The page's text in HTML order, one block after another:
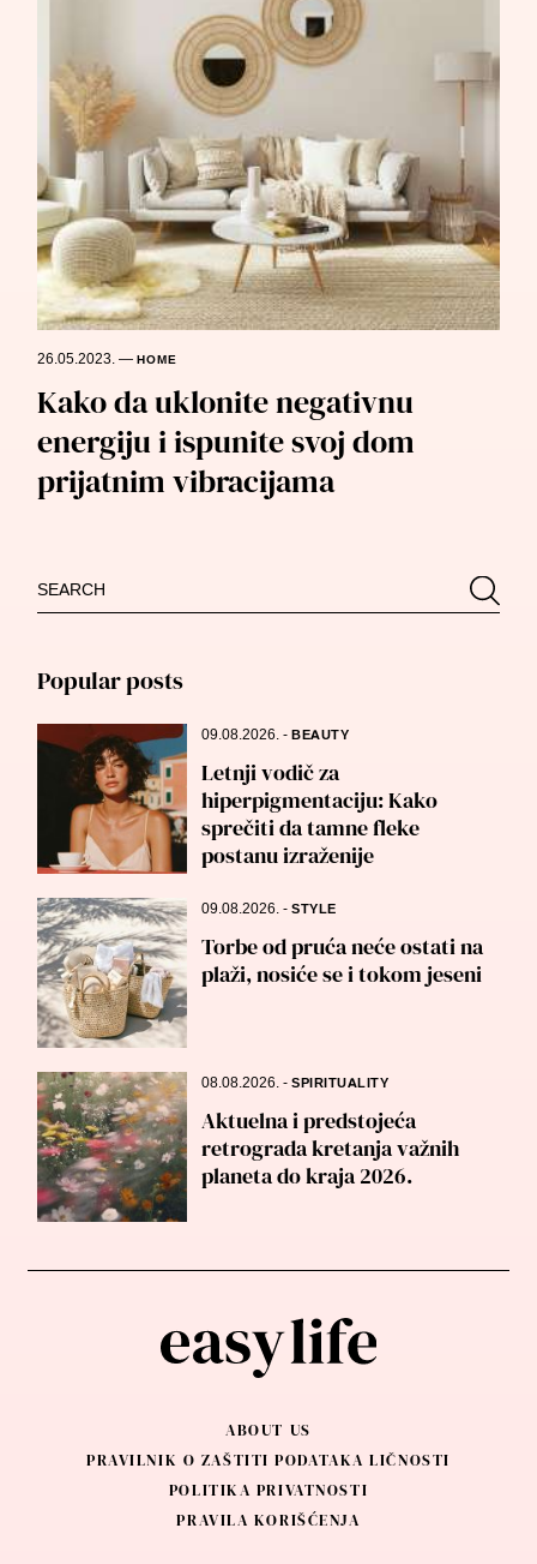
26.05.2023.—HOME
Kako da uklonite negativnu
energiju i ispunite svoj dom
prijatnim vibracijama
Search
for:
Popular posts
09.08.2026.-BEAUTY
Letnji vodič za
hiperpigmentaciju: Kako
sprečiti da tamne fleke
postanu izraženije
09.08.2026.-STYLE
Torbe od pruća neće ostati na
plaži, nosiće se i tokom jeseni
08.08.2026.-SPIRITUALITY
Aktuelna i predstojeća
retrograda kretanja važnih
planeta do kraja 2026.
ABOUT US
PRAVILNIK O ZAŠTITI PODATAKA LIČNOSTI
POLITIKA PRIVATNOSTI
PRAVILA KORIŠĆENJA